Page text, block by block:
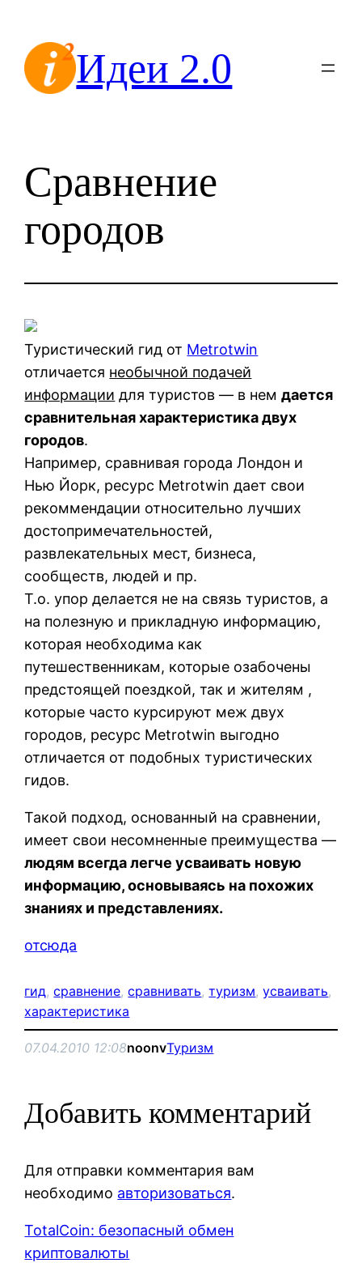
содержимомуИдеи 2.0
Сравнение
городов
Туристический гид от Metrotwin
отличается необычной подачей
информации для туристов — в немдается
сравнительная характеристика двух
городов.
Например, сравнивая города Лондон и
Нью Йорк, ресурс Metrotwin дает свои
рекоммендации относительно лучших
достопримечательностей,
развлекательных мест, бизнеса,
сообществ, людей и пр.
Т.о. упор делается не на связь туристов, а
на полезную и прикладную информацию,
которая необходима как
путешественникам, которые озабочены
предстоящей поездкой, так и жителям ,
которые часто курсируют меж двух
городов, ресурс Metrotwin выгодно
отличается от подобных туристических
гидов.
Такой подход, основанный на сравнении,
имеет свои несомненные преимущества —
людям всегда легче усваивать новую
информацию, основываясь на похожих
знаниях и представлениях.
отсюда
гид, сравнение, сравнивать, туризм, усваивать
характеристика
07.04.2010 12:08noonvТуризм
Добавить комментарий
Для отправки комментария вам
необходимо авторизоваться.
TotalCoin: безопасный обмен
криптовалюты